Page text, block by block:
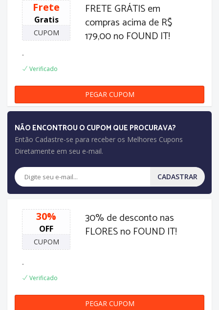
Frete
Gratis
CUPOM
FRETE GRÁTIS em
compras acima de R$
179,00 no FOUND IT!
-
Verificado
PEGAR CUPOM
NÃO ENCONTROU O CUPOM QUE PROCURAVA?
Então Cadastre-se para receber os Melhores Cupons
Diretamente em seu e-mail.
CADASTRAR
30%
OFF
CUPOM
30% de desconto nas
FLORES no FOUND IT!
-
Verificado
PEGAR CUPOM